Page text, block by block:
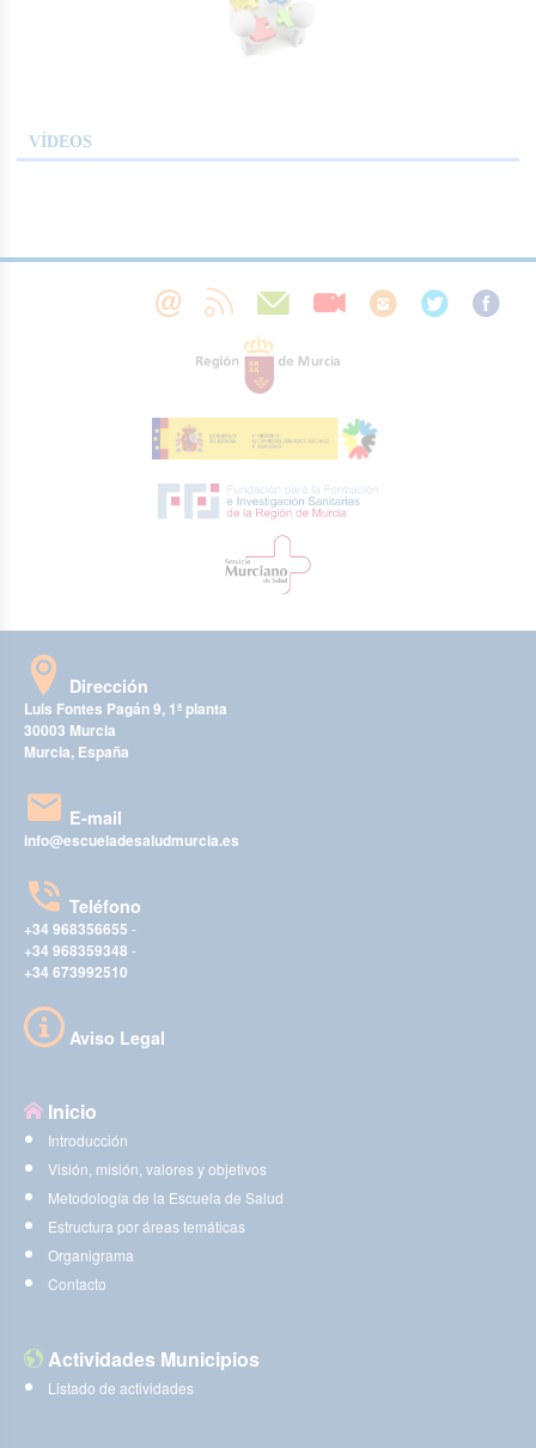
VÍDEOS
Dirección
Luis Fontes Pagán 9, 1ª planta
30003 Murcia
Murcia, España
E-mail
info@escueladesaludmurcia.es
Teléfono
+34 968356655 -
+34 968359348 -
+34 673992510
Aviso Legal
Inicio
Introducción
Visión, misión, valores y objetivos
Metodología de la Escuela de Salud
Estructura por áreas temáticas
Organigrama
Contacto
Actividades Municipios
Listado de actividades